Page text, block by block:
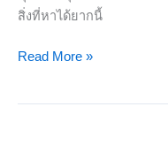
สิ่งที่หาได้ยากนี้
Read More »